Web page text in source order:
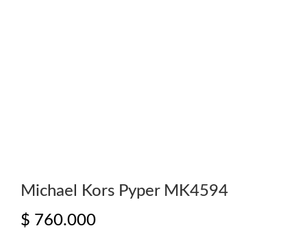
Michael Kors Pyper MK4594
$ 760.000